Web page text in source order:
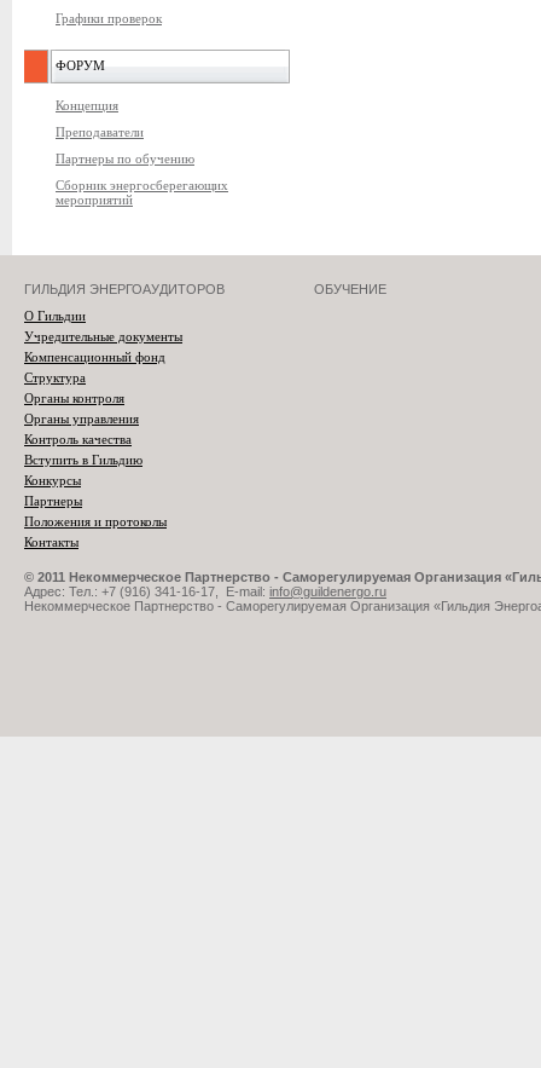
Графики проверок
ФОРУМ
Концепция
Преподаватели
Партнеры по обучению
Сборник энергосберегающих
мероприятий
ГИЛЬДИЯ ЭНЕРГОАУДИТОРОВ
О Гильдии
Учредительные документы
Компенсационный фонд
Структура
Органы контроля
Органы управления
Контроль качества
Вступить в Гильдию
Конкурсы
Партнеры
Положения и протоколы
Контакты
ОБУЧЕНИЕ
© 2011 Некоммерческое Партнерство - Саморегулируемая Организация
Адрес: Тел.: +7 (916) 341-16-17, E-mail: info@guildenergo.ru
Некоммерческое Партнерство - Саморегулируемая Организация «Гильдия